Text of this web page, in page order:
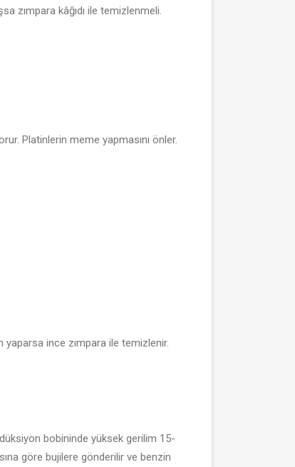
zımpara kâğıdı ile temizlenmeli.
Platinlerin meme yapmasını önler.
yaparsa ince zımpara ile temizlenir.
bobininde yüksek gerilim 15-
göre bujilere gönderilir ve benzin